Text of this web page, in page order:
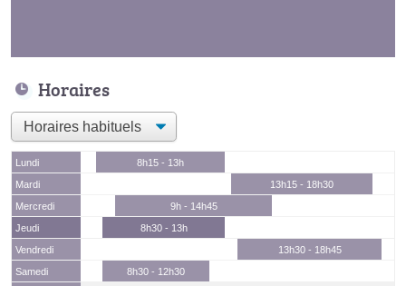
Horaires
Lundi
8h15 - 13h
Mardi
13h15 - 18h30
Mercredi
9h - 14h45
Jeudi
8h30 - 13h
Vendredi
13h30 - 18h45
Samedi
8h30 - 12h30